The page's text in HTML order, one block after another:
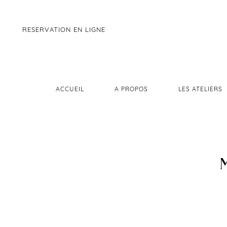
RESERVATION EN LIGNE
ACCUEIL A PROPOS LES ATELIERS